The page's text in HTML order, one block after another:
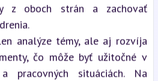
z oboch strán a zachovať
analýze témy, ale aj rozvíja
čo môže byť užitočné v
pracovných situáciách. Na